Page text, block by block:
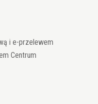
i e-przelewem
Centrum